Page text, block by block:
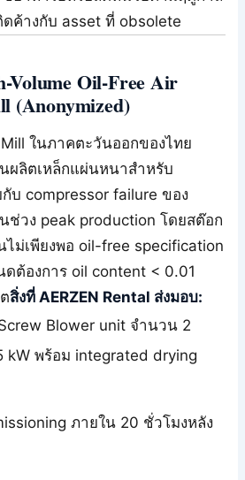
ค้างกับ asset ที่ obsolete
Oil-Free Air
(Anonymized)
ในภาคตะวันออกของไทย
นผลิตเหล็กแผ่นหนาสำหรับ
บ compressor failure ของ
ช่วง peak production โดยสต๊อก
ม่เพียงพอ oil-free specification
ต้องการ oil content < 0.01
สิ่งที่ AERZEN Rental ส่งมอบ:
Blower unit จำนวน 2
พร้อม integrated drying
ภายใน 20 ชั่วโมงหลัง